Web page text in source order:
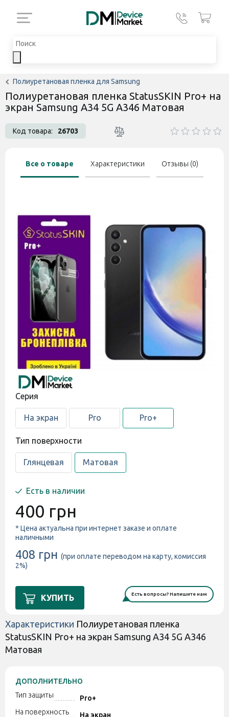
Полиуретановая пленка для Samsung
Полиуретановая пленка StatusSKIN Pro+ на
экран Samsung A34 5G A346 Матовая
Код товара: 26703
Все о товаре Характеристики Отзывы (0)
Cерия
На экран Pro Pro+
Тип поверхности
Глянцевая Матовая
Есть в наличии
400 грн
* Цена актуальна при интернет заказе и оплате
наличными
408 грн (при оплате переводом на карту, комиссия
2%)
КУПИТЬ Есть вопросы? Напишите нам
Характеристики Полиуретановая пленка
StatusSKIN Pro+ на экран Samsung A34 5G A346
Матовая
ДОПОЛНИТЕЛЬНО
Тип защиты
Pro+
На поверхность
На экран